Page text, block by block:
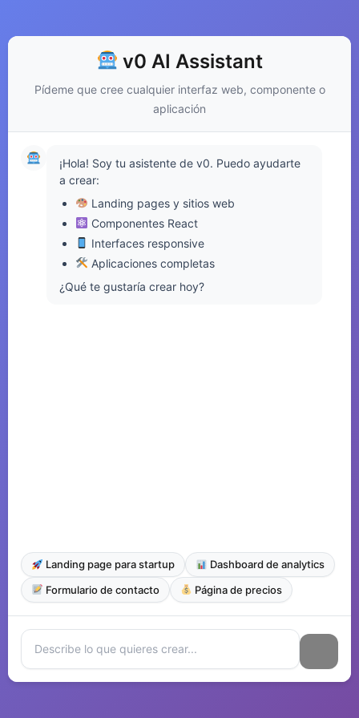
v0 AI Assistant
Pídeme que cree cualquier interfaz web, componente o
aplicación
¡Hola! Soy tu asistente de v0. Puedo ayudarte
a crear:
Landing pages y sitios web
Componentes React
Interfaces responsive
Aplicaciones completas
¿Qué te gustaría crear hoy?
Landing page para startup
Dashboard de analytics
Formulario de contacto
Página de precios